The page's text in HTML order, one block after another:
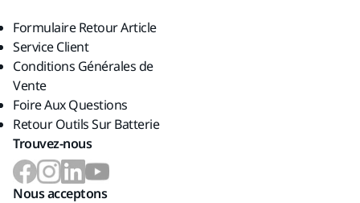
Formulaire Retour Article
Service Client
Conditions Générales de
Vente
Foire Aux Questions
Retour Outils Sur Batterie
Trouvez-nous
Nous acceptons